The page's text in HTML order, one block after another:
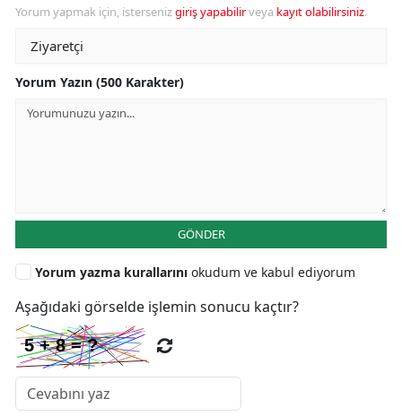
Yorum yapmak için, istersenizgiriş yapabilirveya kayıt olabilirsiniz.
Yorum Yazın (500 Karakter)
GÖNDER
Yorum yazma kurallarını okudum ve kabul ediyorum
Aşağıdaki görselde işlemin sonucu kaçtır?